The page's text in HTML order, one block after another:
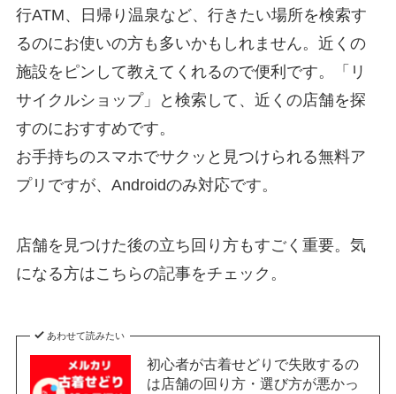
行ATM、日帰り温泉など、行きたい場所を検索す
るのにお使いの方も多いかもしれません。近くの
施設をピンして教えてくれるので便利です。「リ
サイクルショップ」と検索して、近くの店舗を探
すのにおすすめです。
お手持ちのスマホでサクッと見つけられる無料ア
プリですが、Androidのみ対応です。
店舗を見つけた後の立ち回り方もすごく重要。気
になる方はこちらの記事をチェック。
あわせて読みたい
初心者が古着せどりで失敗するの
は店舗の回り方・選び方が悪かっ